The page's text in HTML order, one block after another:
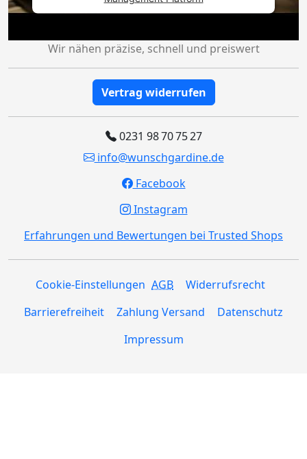
Wir nähen präzise, schnell und preiswert
Vertrag widerrufen
0231 98 70 75 27
info@wunschgardine.de
Facebook
Instagram
Erfahrungen und Bewertungen bei Trusted Shops
Cookie-Einstellungen AGB
Widerrufsrecht
Barrierefreiheit
Zahlung Versand
Datenschutz
Impressum